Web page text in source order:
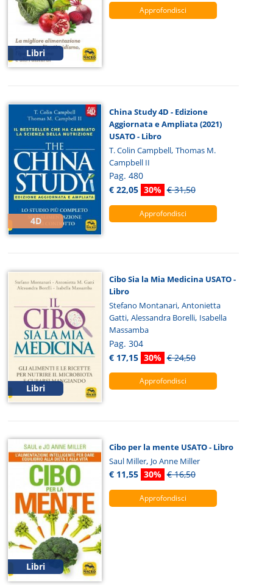
Libri
Approfondisci
4D
China Study 4D - Edizione
Aggiornata e Ampliata (2021)
USATO - Libro
T. Colin Campbell, Thomas M.
Campbell II
Pag. 480
€ 22,05 30% € 31,50
Approfondisci
Libri
Cibo Sia la Mia Medicina USATO -
Libro
Stefano Montanari, Antonietta
Gatti, Alessandra Borelli, Isabella
Massamba
Pag. 304
€ 17,15 30% € 24,50
Approfondisci
Libri
Cibo per la mente USATO - Libro
Saul Miller, Jo Anne Miller
€ 11,55 30% € 16,50
Approfondisci